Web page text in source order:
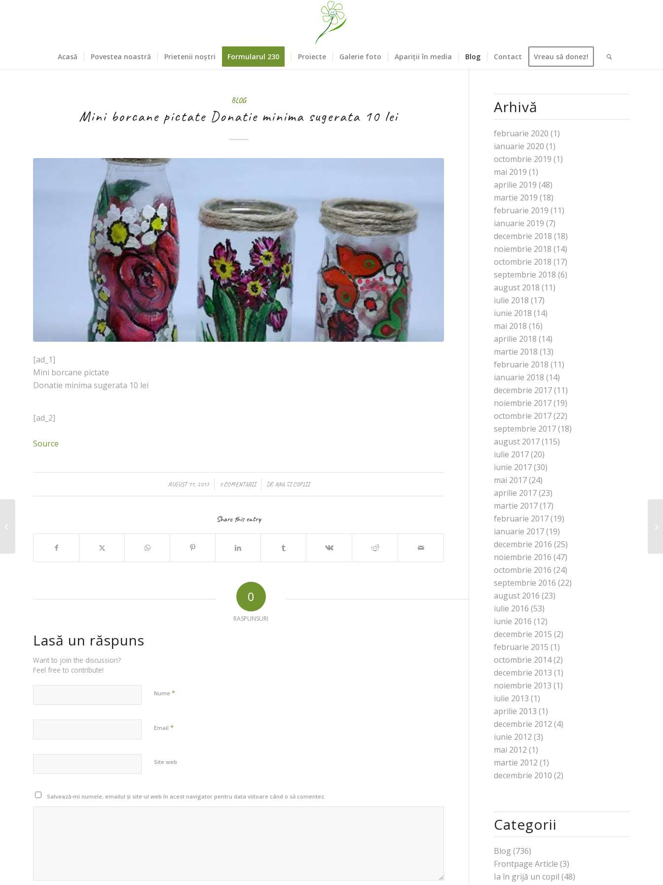
Acasă Povestea noastră Prietenii noștri Formularul 230 Proiecte Galerie foto Apariții în media Blog Contact Vreau să donez!
BLOG
Mini borcane pictate Donatie minima sugerata 10 lei
[ad_1]
Mini borcane pictate
Donatie minima sugerata 10 lei
[ad_2]
Source
AUGUST 11, 2017
/ 0 COMENTARII
/ DEANA SI COPIII
Share this entry
0
RASPUNSURI
Lasă un răspuns
Want to join the discussion?
Feel free to contribute!
Nume *
Email *
Site web
Salvează-mi numele, emailul și site-ul web în acest navigator pentru data viitoare când o să comentez.
Arhivă
februarie 2020 (1)
ianuarie 2020 (1)
octombrie 2019 (1)
mai 2019 (1)
aprilie 2019 (48)
martie 2019 (18)
februarie 2019 (11)
ianuarie 2019 (7)
decembrie 2018 (18)
noiembrie 2018 (14)
octombrie 2018 (17)
septembrie 2018 (6)
august 2018 (11)
iulie 2018 (17)
iunie 2018 (14)
mai 2018 (16)
aprilie 2018 (14)
martie 2018 (13)
februarie 2018 (11)
ianuarie 2018 (14)
decembrie 2017(11)
noiembrie 2017(19)
octombrie 2017(22)
septembrie 2017(18)
august 2017(115)
iulie 2017(20)
iunie 2017(30)
mai 2017(24)
aprilie 2017(23)
martie 2017(17)
februarie 2017(19)
ianuarie 2017(19)
decembrie 2016 (25)
noiembrie 2016 (47)
octombrie 2016 (24)
septembrie 2016 (22)
august 2016 (23)
iulie 2016 (53)
iunie 2016 (12)
decembrie 2015 (2)
februarie 2015 (1)
octombrie 2014(2)
decembrie 2013 (1)
noiembrie 2013 (1)
iulie 2013 (1)
aprilie 2013 (1)
decembrie 2012 (4)
iunie 2012 (3)
mai 2012 (1)
martie 2012 (1)
decembrie 2010 (2)
Categorii
Blog (736)
Frontpage Article (3)
Ia în grijă un copil (48)
sugerata 10 lei